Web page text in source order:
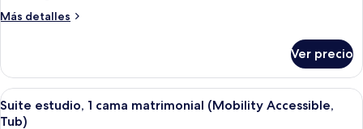
size
cama,
vista
a
Más detalles
Más
junior,
cama
King
Ver precio
Abrir
todas
Una habitación de hotel con una
5
Suite estudio, 1 cama matrimonial (Mobility Accessible,
Tub)